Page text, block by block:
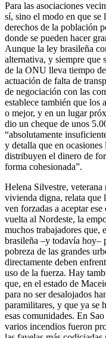
Para las asociaciones
sí, sino el modo en que se
derechos de la población
donde se pueden hacer
Aunque la ley brasileña
alternativa, y siempre que
de la ONU lleva tiempo
actuación de falta de
de negociación con las
establece también que los
o mejor, y en un lugar
dio un cheque de unos
“absolutamente
y detalla que en
distribuyen el dinero de
forma cohesionada”.
Helena Silvestre,
vivienda digna, relata que
ven forzadas a aceptar
vuelta al Nordeste, la
muchos trabajadores que,
brasileña –y todavía hoy–
pobreza de las grandes
directamente deben
uso de la fuerza. Hay
que, en el estado de
para no ser desalojados
paramilitares, y que ya se
esas comunidades. En
varios incendios fueron